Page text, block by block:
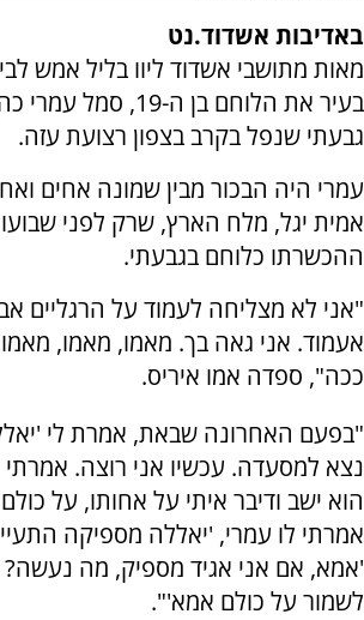
באדיבות אשדוד.נט
מאות מתושבי אשדוד ליוו בליל אמש
בעיר את הלוחם בן ה-19,
גבעתי שנפל בקרב בצפון רצועת עזה.
עמרי היה הבכור מבין שמונה אחים
אמית יגל, מלח הארץ, שרק לפני
ההכשרתו כלוחם בגבעתי.
"אני לא מצליחה לעמוד על הרגליים
אעמוד. אני גאה בך. מאמו, מאמו,
ככה", ספדה אמו איריס.
"בפעם האחרונה שבאת, אמרת לי
נצא למסעדה. עכשיו אני רוצה. אמרתי
הוא ישב ודיבר איתי על אחותו, על
אמרתי לו עמרי, 'יאללה מספיקה
'אמא, אם אני אגיד מספיק, מה נעשה?
לשמור על כולם אמא'".